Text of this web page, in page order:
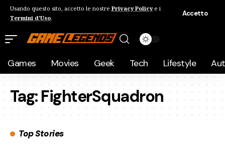
Usando questo sito, accetto le nostre Privacy Policye i
Termini d'Uso.
Accetto
Games Movies Geek Tech Lifestyle
Tag:FighterSquadron
Top Stories